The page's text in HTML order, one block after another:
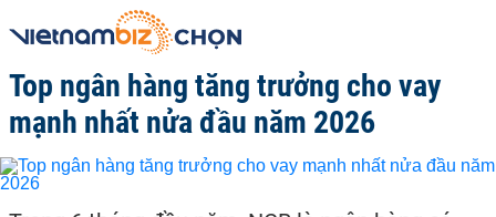
Top ngân hàng tăng trưởng cho vay
mạnh nhất nửa đầu năm 2026